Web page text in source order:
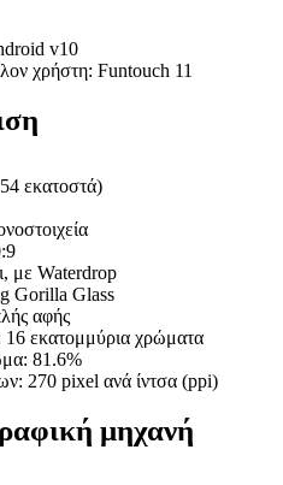
v10
χρήστη: Funtouch 11
εκατοστά)
με Waterdrop
Gorilla Glass
αφής
εκατομμύρια χρώματα
81.6%
270 pixel ανά ίντσα (ppi)
μηχανή